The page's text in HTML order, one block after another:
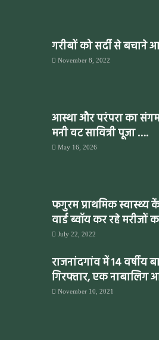
गरीबों को सर्दी से
November 8, 2022
आस्था और परंपरा का
मनी वट सावित्री पूजा ….
May 16, 2026
फगुरम प्राथमिक स्वास्थ्य
वार्ड ब्वॉय कर रहे मरीजों
July 22, 2022
राजनांदगांव में 14 वर्षीय
गिरफ्तार, एक नाबालिग
November 10, 2021